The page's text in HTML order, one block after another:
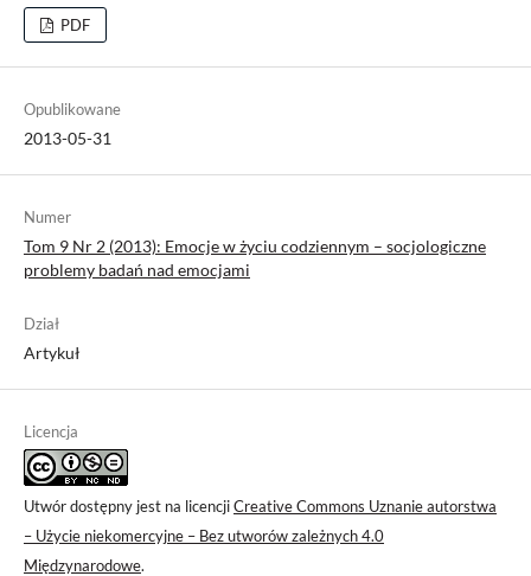
PDF
Opublikowane
2013-05-31
Numer
Tom 9 Nr 2 (2013): Emocje w życiu codziennym – socjologiczne
problemy badań nad emocjami
Dział
Artykuł
Licencja
Utwór dostępny jest na licencjiCreative Commons Uznanie autorstwa
– Użycie niekomercyjne – Bez utworów zależnych 4.0
Międzynarodowe.